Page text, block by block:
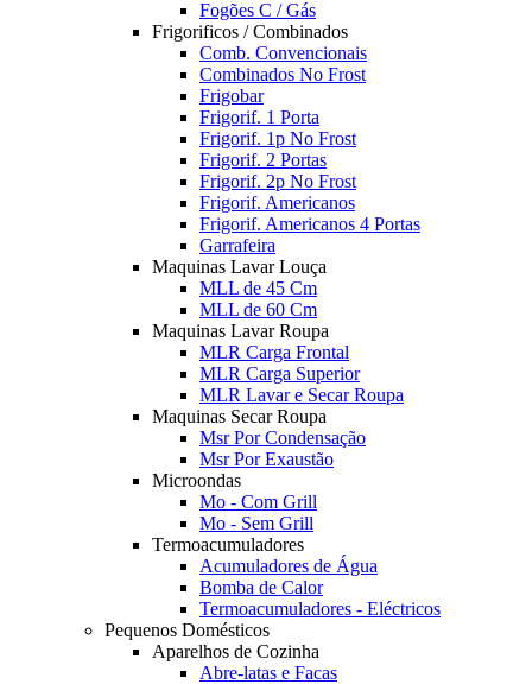
Fogões C / Gás
Frigorificos / Combinados
Comb. Convencionais
Combinados No Frost
Frigobar
Frigorif. 1 Porta
Frigorif. 1p No Frost
Frigorif. 2 Portas
Frigorif. 2p No Frost
Frigorif. Americanos
Frigorif. Americanos 4 Portas
Garrafeira
Maquinas Lavar Louça
MLL de 45 Cm
MLL de 60 Cm
Maquinas Lavar Roupa
MLR Carga Frontal
MLR Carga Superior
MLR Lavar e Secar Roupa
Maquinas Secar Roupa
Msr Por Condensação
Msr Por Exaustão
Microondas
Mo - Com Grill
Mo - Sem Grill
Termoacumuladores
Acumuladores de Água
Bomba de Calor
Termoacumuladores - Eléctricos
Pequenos Domésticos
Aparelhos de Cozinha
Abre-latas e Facas